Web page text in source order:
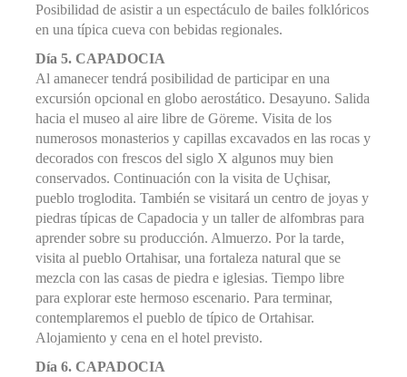
Posibilidad de asistir a un espectáculo de bailes folklóricos
en una típica cueva con bebidas regionales.
Día 5. CAPADOCIA
Al amanecer tendrá posibilidad de participar en una
excursión opcional en globo aerostático. Desayuno. Salida
hacia el museo al aire libre de Göreme. Visita de los
numerosos monasterios y capillas excavados en las rocas y
decorados con frescos del siglo X algunos muy bien
conservados. Continuación con la visita de Uçhisar,
pueblo troglodita. También se visitará un centro de joyas y
piedras típicas de Capadocia y un taller de alfombras para
aprender sobre su producción. Almuerzo. Por la tarde,
visita al pueblo Ortahisar, una fortaleza natural que se
mezcla con las casas de piedra e iglesias. Tiempo libre
para explorar este hermoso escenario. Para terminar,
contemplaremos el pueblo de típico de Ortahisar.
Alojamiento y cena en el hotel previsto.
Día 6. CAPADOCIA